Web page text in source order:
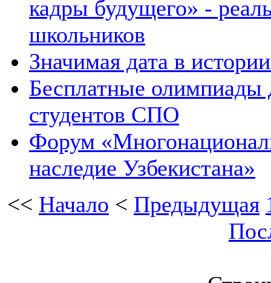
кадры будущего» -
школьников
Значимая дата в
Бесплатные олимпиады
студентов СПО
Форум
наследие Узбекистана»
<< Начало < Предыдущая